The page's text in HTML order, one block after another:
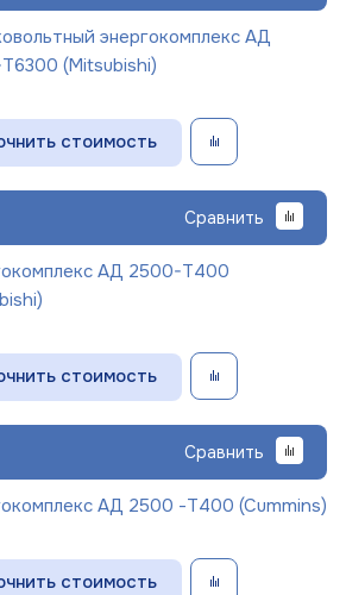
энергокомплекс АД
(Mitsubishi)
стоимость
Сравнить
АД 2500-Т400
стоимость
Сравнить
АД 2500 -Т400 (Cummins)
стоимость